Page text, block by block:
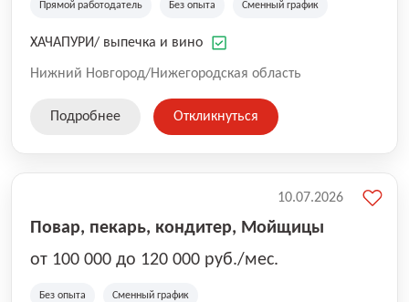
Прямой работодатель Без опыта Сменный график
ХАЧАПУРИ/ выпечка и вино
Нижний Новгород/Нижегородская область
Подробнее Откликнуться
Повар, пекарь, кондитер, Мойщицы
от 100 000 до 120 000 руб./мес.
Без опыта Сменный график
10.07.2026